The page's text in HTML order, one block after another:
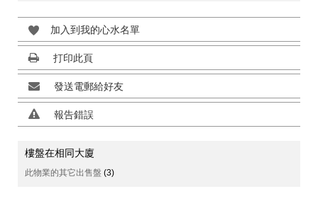
加入到我的心水名單
打印此頁
發送電郵給好友
報告錯誤
樓盤在相同大廈
此物業的其它出售盤 (3)